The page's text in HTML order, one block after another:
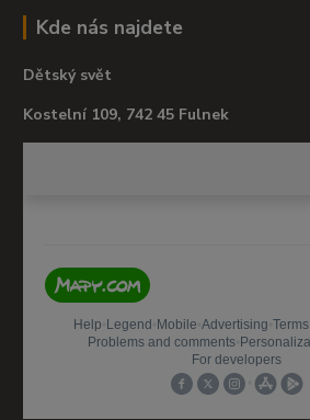
Kde nás najdete
Dětský svět
Kostelní 109, 742 45 Fulnek